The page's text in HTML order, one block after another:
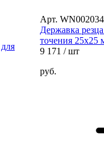
Арт.
Державка
точения 25х25
9 171 / шт
руб.